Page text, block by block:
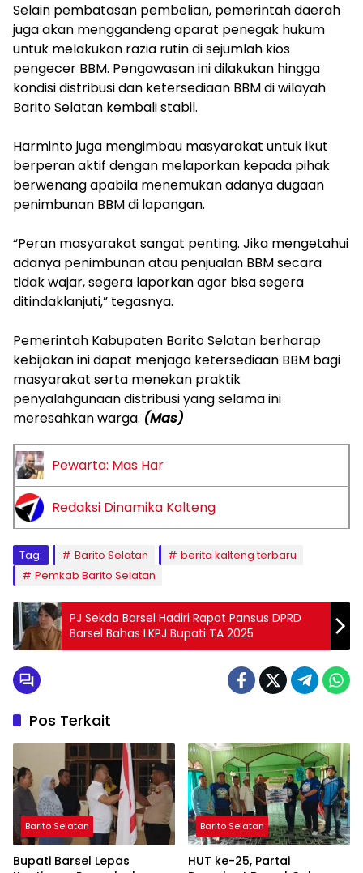
‎Selain pembatasan pembelian, pemerintah daerah
juga akan menggandeng aparat penegak hukum
untuk melakukan razia rutin di sejumlah kios
pengecer BBM. Pengawasan ini dilakukan hingga
kondisi distribusi dan ketersediaan BBM di wilayah
Barito Selatan kembali stabil.
‎Harminto juga mengimbau masyarakat untuk ikut
berperan aktif dengan melaporkan kepada pihak
berwenang apabila menemukan adanya dugaan
penimbunan BBM di lapangan.
‎“Peran masyarakat sangat penting. Jika mengetahui
adanya penimbunan atau penjualan BBM secara
tidak wajar, segera laporkan agar bisa segera
ditindaklanjuti,” tegasnya.
‎Pemerintah Kabupaten Barito Selatan berharap
kebijakan ini dapat menjaga ketersediaan BBM bagi
masyarakat serta menekan praktik
penyalahgunaan distribusi yang selama ini
meresahkan warga. (Mas)
Pewarta: Mas Har
Redaksi Dinamika Kalteng
Tag: Barito Selatan
berita kalteng terbaru
Pemkab Barito Selatan
PJ Sekda Barsel Hadiri Rapat Pansus DPRD
Barsel Bahas LKPJ Bupati TA 2025
Pos Terkait
Barito Selatan
Bupati Barsel Lepas
Barito Selatan
HUT ke-25, Partai